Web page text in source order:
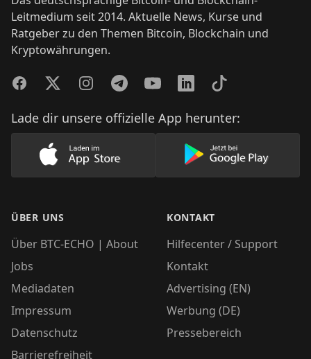
Leitmedium seit 2014. Aktuelle News, Kurse und
Ratgeber zu den Themen Bitcoin, Blockchain und
Kryptowährungen.
FacebookTwitterInstagramTelegramYouTubeLinkedInTikTok
Lade dir unsere offizielle App herunter:
Lade unsere App im AppStore herunter
Lade unsere
ÜBER UNS
Über BTC-ECHO | About
Jobs
Mediadaten
Impressum
Datenschutz
Barrierefreiheit
KONTAKT
Hilfecenter / Support
Kontakt
Advertising (EN)
Werbung (DE)
Pressebereich